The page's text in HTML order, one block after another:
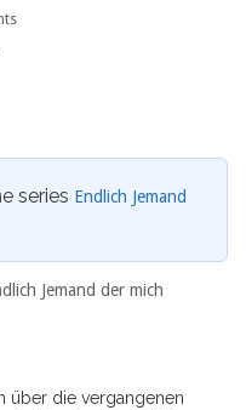
series Endlich Jemand
Jemand der mich
über die vergangenen